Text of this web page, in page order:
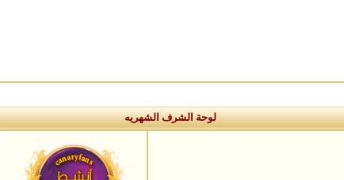
لوحة الشرف الشهريه